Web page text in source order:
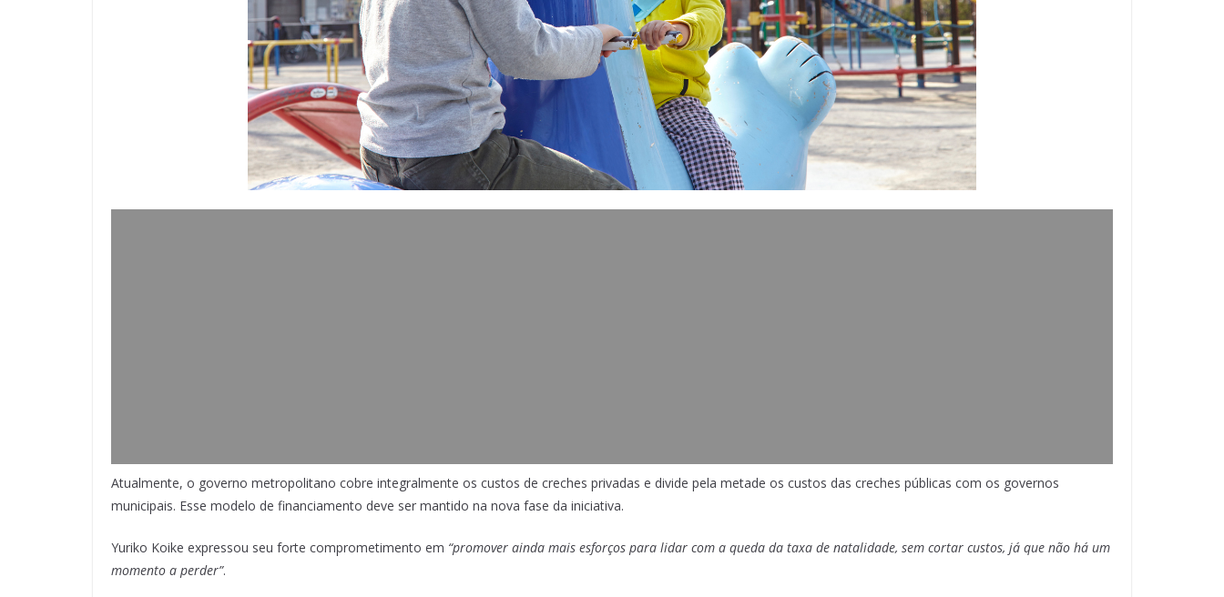
Atualmente, o governo metropolitano cobre integralmente os custos de creches privadas e divide pela metade os custos das creches públicas com os governos
municipais. Esse modelo de financiamento deve ser mantido na nova fase da iniciativa.
Yuriko Koike expressou seu forte comprometimento em “promover ainda mais esforços para lidar com a queda da taxa de natalidade, sem cortar custos, já que não há um
momento a perder”.